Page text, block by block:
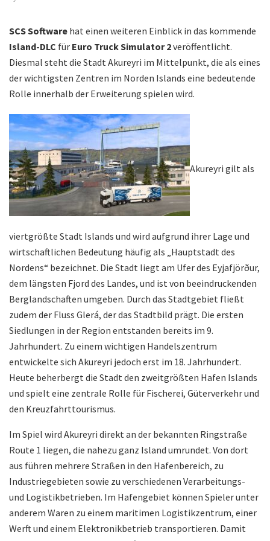
SCS Software hat einen weiteren Einblick in das kommende
Island-DLC für Euro Truck Simulator 2veröffentlicht.
Diesmal steht die Stadt Akureyri im Mittelpunkt, die als eines
der wichtigsten Zentren im Norden Islands eine bedeutende
Rolle innerhalb der Erweiterung spielen wird.
Akureyri gilt als
viertgrößte Stadt Islands und wird aufgrund ihrer Lage und
wirtschaftlichen Bedeutung häufig als „Hauptstadt des
Nordens“ bezeichnet. Die Stadt liegt am Ufer des Eyjafjörður,
dem längsten Fjord des Landes, und ist von beeindruckenden
Berglandschaften umgeben. Durch das Stadtgebiet fließt
zudem der Fluss Glerá, der das Stadtbild prägt. Die ersten
Siedlungen in der Region entstanden bereits im 9.
Jahrhundert. Zu einem wichtigen Handelszentrum
entwickelte sich Akureyri jedoch erst im 18. Jahrhundert.
Heute beherbergt die Stadt den zweitgrößten Hafen Islands
und spielt eine zentrale Rolle für Fischerei, Güterverkehr und
den Kreuzfahrttourismus.
Im Spiel wird Akureyri direkt an der bekannten Ringstraße
Route 1 liegen, die nahezu ganz Island umrundet. Von dort
aus führen mehrere Straßen in den Hafenbereich, zu
Industriegebieten sowie zu verschiedenen Verarbeitungs-
und Logistikbetrieben. Im Hafengebiet können Spieler unter
anderem Waren zu einem maritimen Logistikzentrum, einer
Werft und einem Elektronikbetrieb transportieren. Damit